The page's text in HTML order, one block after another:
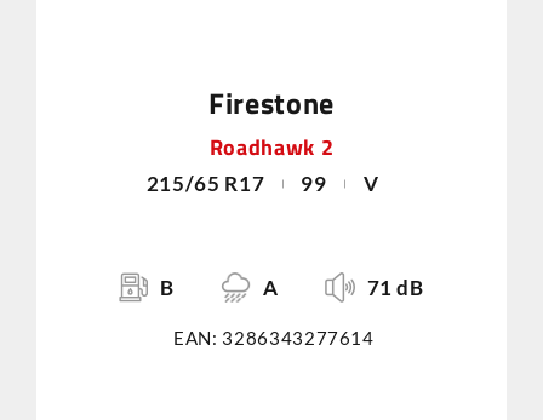
Firestone
Roadhawk 2
215/65 R17 99 V
B A 71 dB
EAN: 3286343277614